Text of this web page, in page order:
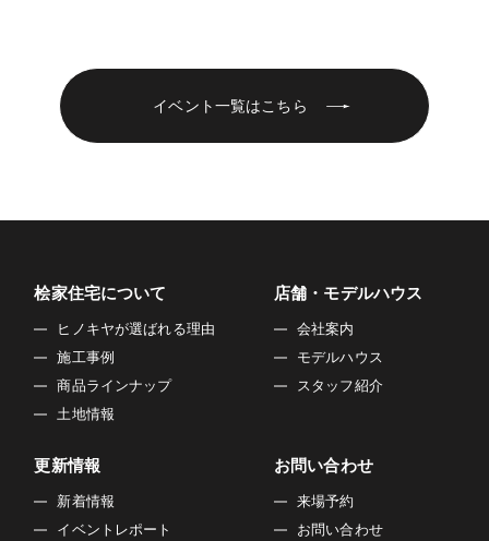
当社は、ご提供いただいた個人情報については、以下のい
ずれかに該当する場合を除き、いかなる第三者にも開示・
提供いたしません。
5）その他正当な理由のある場合
るとともに、外部への漏洩を防止します。
■個人情報の変更・取り消し
お客様にご提供いただきました個人情報について、訂正・
ることが確認できた場合に限り、合理的な範囲で速やかに
対応いたします。
■プライバシーポリシーの適用範囲
イベント一覧はこちら
桧家住宅について
ヒノキヤが選ばれる理由
施工事例
商品ラインナップ
土地情報
店舗・モデルハウス
会社案内
モデルハウス
スタッフ紹介
更新情報
新着情報
イベントレポート
お問い合わせ
来場予約
お問い合わせ